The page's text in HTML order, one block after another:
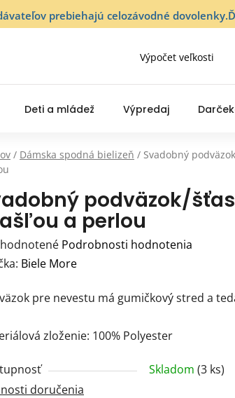
prebiehajú celozávodné
Výpočet veľkosti
Deti a mládež Výpredaj
/ Dámska spodná bielizeň / Svadobný
podväzok/
a perlou
Podrobnosti hodnotenia
Biele More
pre nevestu má gumičkový stred a
zloženie: 100% Polyester
Skladom (3 ks)
doručenia